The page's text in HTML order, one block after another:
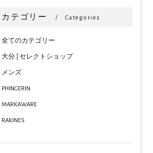
カテゴリー Categories
全てのカテゴリー
大分 | セレクトショップ
メンズ
PHINGERIN
MARKAWARE
RAKINES